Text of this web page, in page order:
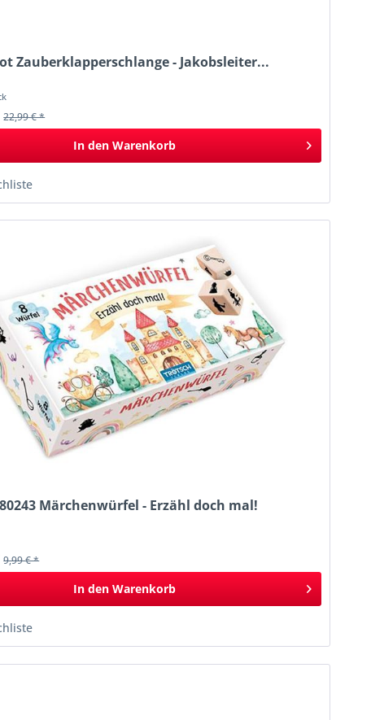
Zauberklapperschlange - Jakobsleiter...
22,99 € *
In den Warenkorb
Märchenwürfel - Erzähl doch mal!
9,99 € *
In den Warenkorb